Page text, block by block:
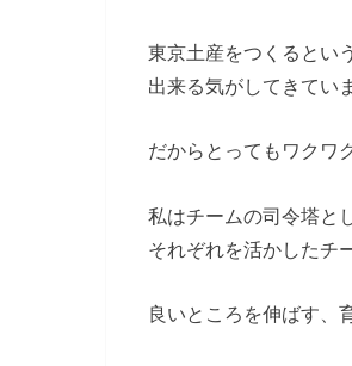
東京土産をつくるとい
出来る気がしてきてい
だからとってもワクワ
私はチームの司令塔と
それぞれを活かしたチ
良いところを伸ばす、